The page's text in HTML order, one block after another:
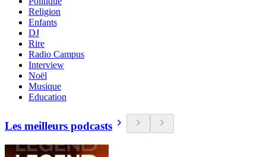
Religion
Enfants
DJ
Rire
Radio Campus
Interview
Noël
Musique
Education
Les meilleurs podcasts